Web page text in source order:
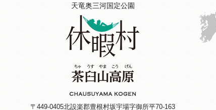
天竜奥三河国定公園
〒449-0405北設楽郡豊根村坂宇場字御所平70-163